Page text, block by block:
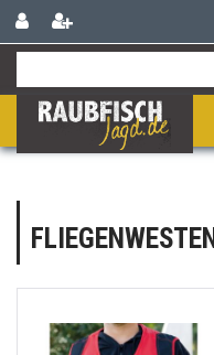
FLIEGENWESTEN